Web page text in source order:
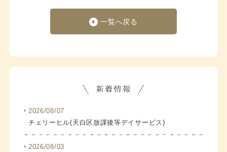
一覧へ戻る
2026/08/07
チェリーヒル(天白区放課後等デイサービス)
2026/08/03